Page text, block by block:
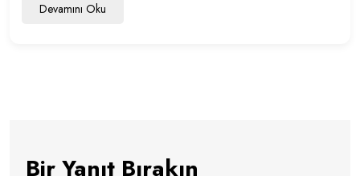
Devamını Oku
Bir Yanıt Bırakın